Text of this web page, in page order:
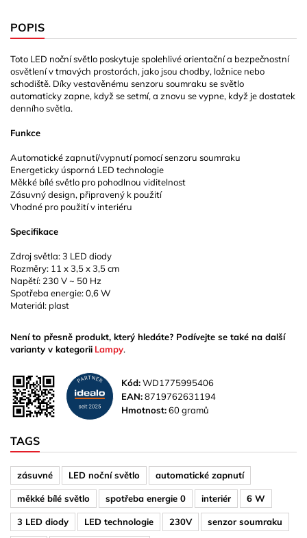
POPIS
Toto LED noční světlo poskytuje spolehlivé orientační a bezpečnostní
osvětlení v tmavých prostorách, jako jsou chodby, ložnice nebo
schodiště. Díky vestavěnému senzoru soumraku se světlo
automaticky zapne, když se setmí, a znovu se vypne, když je dostatek
denního světla.
Funkce
Automatické zapnutí/vypnutí pomocí senzoru soumraku
Energeticky úsporná LED technologie
Měkké bílé světlo pro pohodlnou viditelnost
Zásuvný design, připravený k použití
Vhodné pro použití v interiéru
Specifikace
Zdroj světla: 3 LED diody
Rozměry: 11 x 3,5 x 3,5 cm
Napětí: 230 V ~ 50 Hz
Spotřeba energie: 0,6 W
Materiál: plast
Není to přesně produkt, který hledáte? Podívejte se také na další
varianty v kategorii Lampy.
Kód:WD1775995406
EAN:8719762631194
Hmotnost:60 gramů
TAGS
zásuvné LED noční světlo automatické zapnutí
měkké bílé světlo spotřeba energie 0 interiér 6 W
3 LED diody LED technologie 230V senzor soumraku